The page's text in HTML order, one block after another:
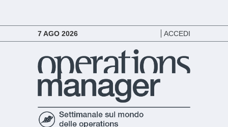
7 AGO 2026 ACCEDI